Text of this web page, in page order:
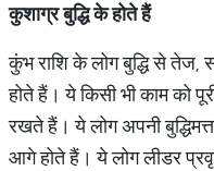
कुशाग्र बुद्धि के होते हैं
कुंभ राशि के लोग बुद्धि से तेज,
होते हैं। ये किसी भी काम को
रखते हैं। ये लोग अपनी
आगे होते हैं। ये लोग लीडर